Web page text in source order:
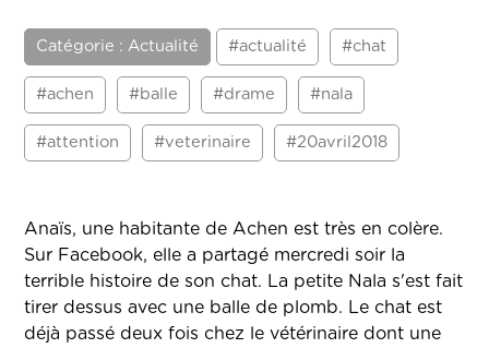
Catégorie : Actualité #actualité #chat
#achen #balle #drame #nala
#attention #veterinaire #20avril2018
Anaïs, une habitante de Achen est très en colère.
Sur Facebook, elle a partagé mercredi soir la
terrible histoire de son chat. La petite Nala s'est fait
tirer dessus avec une balle de plomb. Le chat est
déjà passé deux fois chez le vétérinaire dont une